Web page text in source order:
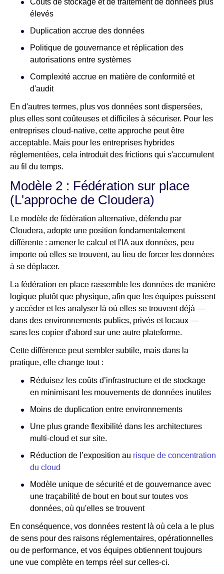
Coûts de stockage et de traitement de données plus
élevés
Duplication accrue des données
Politique de gouvernance et réplication des
autorisations entre systèmes
Complexité accrue en matière de conformité et
d'audit
En d'autres termes, plus vos données sont dispersées,
plus elles sont coûteuses et difficiles à sécuriser. Pour les
entreprises cloud-native, cette approche peut être
acceptable. Mais pour les entreprises hybrides
réglementées, cela introduit des frictions qui s'accumulent
au fil du temps.
Modèle 2 : Fédération sur place
(L'approche de Cloudera)
Le modèle de fédération alternative, défendu par
Cloudera, adopte une position fondamentalement
différente : amener le calcul et l'IA aux données, peu
importe où elles se trouvent, au lieu de forcer les données
à se déplacer.
La fédération en place rassemble les données de manière
logique plutôt que physique, afin que les équipes puissent
y accéder et les analyser là où elles se trouvent déjà —
dans des environnements publics, privés et locaux —
sans les copier d'abord sur une autre plateforme.
Cette différence peut sembler subtile, mais dans la
pratique, elle change tout :
Réduisez les coûts d’infrastructure et de stockage
en minimisant les mouvements de données inutiles
Moins de duplication entre environnements
Une plus grande flexibilité dans les architectures
multi-cloud et sur site.
Réduction de l’exposition au risque de concentration
du cloud
Modèle unique de sécurité et de gouvernance avec
une traçabilité de bout en bout sur toutes vos
données, où qu'elles se trouvent
En conséquence, vos données restent là où cela a le plus
de sens pour des raisons réglementaires, opérationnelles
ou de performance, et vos équipes obtiennent toujours
une vue complète en temps réel sur celles-ci.